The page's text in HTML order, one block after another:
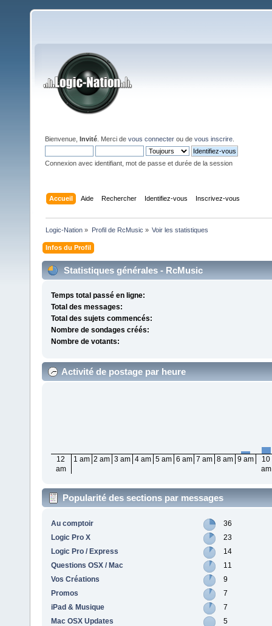
Bienvenue, Invité . Merci de vous connecter ou de vous inscrire
Connexion avec identifiant, mot de passe et durée de la session
Accueil Aide Rechercher Identifiez-vous Inscrivez-vous
Logic-Nation » Profil de RcMusic » Voir les statistiques
Infos du Profil
Statistiques générales - RcMusic
Temps total passé en ligne:
Total des messages:
Total des sujets commencés:
Nombre de sondages créés:
Nombre de votants:
Activité de postage par heure
12
am
1 am 2 am 3 am 4 am 5 am 6 am 7 am 8 am 9 am
10
am
Popularité des sections par messages
Au comptoir
36
Logic Pro X
23
Logic Pro / Express
14
Questions OSX / Mac
11
Vos Créations
9
Promos
7
iPad & Musique
7
Mac OSX Updates
5